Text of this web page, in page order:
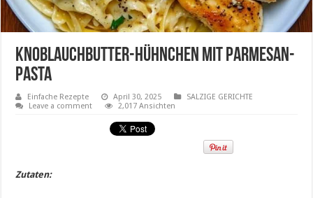
Knoblauchbutter-Hühnchen mit Parmesan-
Pasta
Einfache Rezepte April 30, 2025
SALZIGE GERICHTE
Leave a comment
2,017 Ansichten
Zutaten: